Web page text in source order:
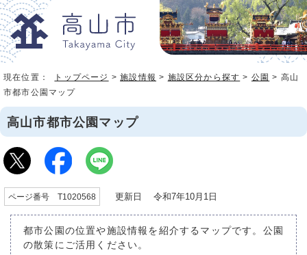
現在位置： トップページ >施設情報 > 施設区分から探す > 公園 > 高山
市都市公園マップ
高山市都市公園マップ
ページ番号 T1020568 更新日 令和7年10月1日
都市公園の位置や施設情報を紹介するマップです。公園
の散策にご活用ください。